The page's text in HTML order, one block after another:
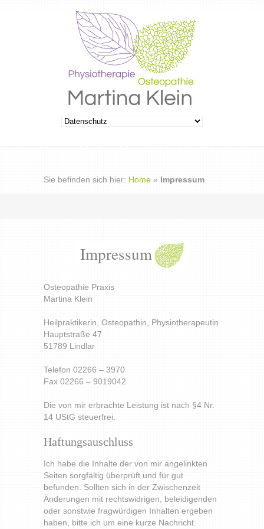
Sie befinden sich hier: Home » Impressum
Impressum
Osteopathie Praxis
Martina Klein
Heilpraktikerin, Osteopathin, Physiotherapeutin
Hauptstraße 47
51789 Lindlar
Telefon 02266 – 3970
Fax 02266 – 9019042
Die von mir erbrachte Leistung ist nach §4 Nr.
14 UStG steuerfrei.
Haftungsauschluss
Ich habe die Inhalte der von mir angelinkten
Seiten sorgfältig überprüft und für gut
befunden. Sollten sich in der Zwischenzeit
Änderungen mit rechtswidrigen, beleidigenden
oder sonstwie fragwürdigen Inhalten ergeben
haben, bitte ich um eine kurze Nachricht.